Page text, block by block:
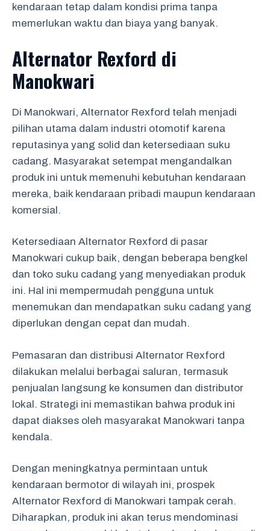
kendaraan tetap dalam kondisi prima tanpa
memerlukan waktu dan biaya yang banyak.
Alternator Rexford di
Manokwari
Di Manokwari, Alternator Rexford telah menjadi
pilihan utama dalam industri otomotif karena
reputasinya yang solid dan ketersediaan suku
cadang. Masyarakat setempat mengandalkan
produk ini untuk memenuhi kebutuhan kendaraan
mereka, baik kendaraan pribadi maupun kendaraan
komersial.
Ketersediaan Alternator Rexford di pasar
Manokwari cukup baik, dengan beberapa bengkel
dan toko suku cadang yang menyediakan produk
ini. Hal ini mempermudah pengguna untuk
menemukan dan mendapatkan suku cadang yang
diperlukan dengan cepat dan mudah.
Pemasaran dan distribusi Alternator Rexford
dilakukan melalui berbagai saluran, termasuk
penjualan langsung ke konsumen dan distributor
lokal. Strategi ini memastikan bahwa produk ini
dapat diakses oleh masyarakat Manokwari tanpa
kendala.
Dengan meningkatnya permintaan untuk
kendaraan bermotor di wilayah ini, prospek
Alternator Rexford di Manokwari tampak cerah.
Diharapkan, produk ini akan terus mendominasi